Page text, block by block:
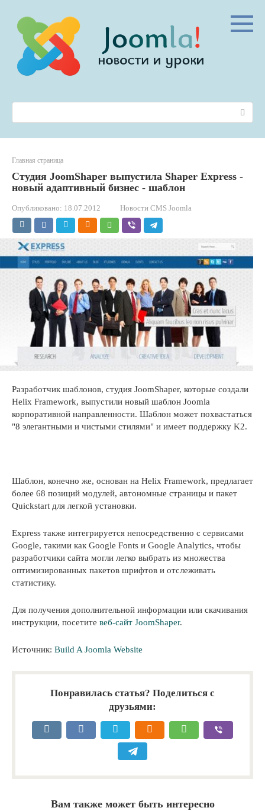
контенту
Главная страница
Студия JoomShaper выпустила Shaper Express -
новый адаптивный бизнес - шаблон
Опубликовано: 18.07.2012 Новости CMS Joomla
Разработчик шаблонов, студия JoomShaper, которые создали
Helix Framework, выпустили новый шаблон Joomla
корпоративной направленности. Шаблон может похвастаться
"8 элегантными и чистыми стилями" и имеет поддержку K2.
Шаблон, конечно же, основан на Helix Framework, предлагает
более 68 позиций модулей, автономные страницы и пакет
Quickstart для легкой установки.
Express также интегрируется непосредственно с сервисами
Google, такими как Google Fonts и Google Analytics, чтобы
разработчики сайта могли легко выбрать из множества
оптимизированных пакетов шрифтов и отслеживать
статистику.
Для получения дополнительной информации или скачивания
инструкции, посетите веб-сайт JoomShaper.
Источник: Build A Joomla Website
Понравилась статья? Поделиться с
друзьями:
Вам также может быть интересно